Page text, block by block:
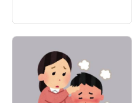
Top 13 dầu gội cho da
dầu tốt nhất hiện nay